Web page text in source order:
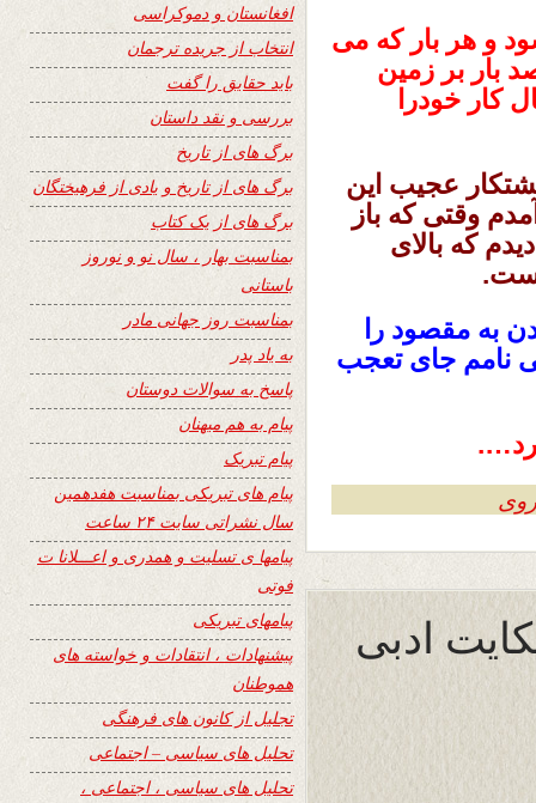
و هر بار که می
بار بر زمین
کار خودرا
عجیب این
وقتی که باز
که بالای
مقصود را
نامم جای تعجب
ادبی
افغانستان و دموکراسی
انتخاب از جریده ترجمان
باید حقایق را گفت
بررسی و نقد داستان
برگ های از تاریخ
برگ های از تاریخ و یادی از فرهیختگان
برگ های از یک کتاب
بمناسبت بهار ، سال نو و نوروز
باستانی
بمناسبت روز جهانی مادر
به یاد پدر
پاسخ به سوالات دوستان
پیام به هم میهنان
پیام تبریک
پیام های تبریکی بمناسبت هفدهمین
سال نشراتی سایت ۲۴ ساعت
پیامها ی تسلیت و همدری و اعـــلانا ت
فوتی
پیامهای تبریکی
پیشنهادات ، انتقادات و خواسته های
هموطنان
تجلیل از کانون های فرهنگی
تحلیل های سیاسی – اجتماعی
تحلیل های سیاسی ، اجتماعی ،